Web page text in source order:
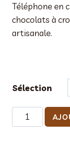
Téléphone en
chocolats à
artisanale.
Sélection
quantité
de